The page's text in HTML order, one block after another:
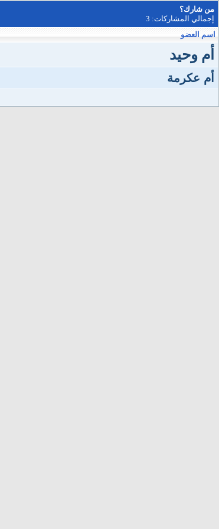
من شارك؟
إجمالي المشاركات: 3
اسم العضو
أم وحيد
أم عكرمة